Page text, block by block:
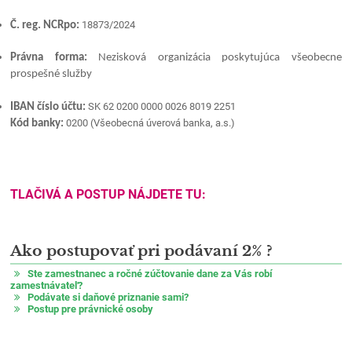
Č. reg. NCRpo: 18873/2024
Právna forma: Nezisková organizácia poskytujúca všeobecne
prospešné služby
IBAN číslo účtu:SK 62 0200 0000 0026 8019 2251
Kód banky: 0200 (Všeobecná úverová banka, a.s.)
TLAČIVÁ A POSTUP NÁJDETE TU:
Ako postupovať pri podávaní 2% ?
Ste zamestnanec a ročné zúčtovanie dane za Vás robí
zamestnávateľ?
Podávate si daňové priznanie sami?
Postup pre právnické osoby